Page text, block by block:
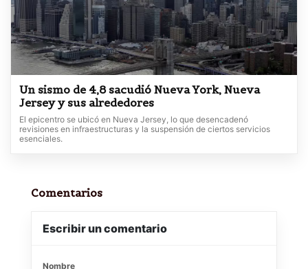
Un sismo de 4,8 sacudió Nueva York, Nueva
Jersey y sus alrededores
El epicentro se ubicó en Nueva Jersey, lo que desencadenó
revisiones en infraestructuras y la suspensión de ciertos servicios
esenciales.
Comentarios
Escribir un comentario
Nombre